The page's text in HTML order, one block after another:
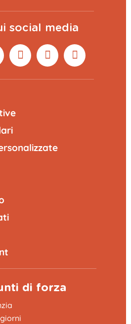
social media
di forza